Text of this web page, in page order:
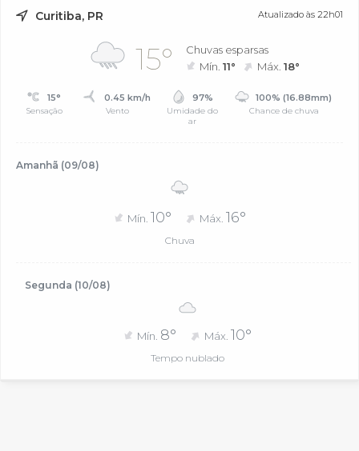
Curitiba, PR Atualizado às 22h01
15°
Chuvas esparsas
Mín.11° Máx.18°
15°
Sensação
0.45 km/h
Vento
97%
Umidade do
ar
100% (16.88mm)
Chance de chuva
Amanhã (09/08)
Mín. 10° Máx. 16°
Chuva
Segunda (10/08)
Mín. 8° Máx. 10°
Tempo nublado